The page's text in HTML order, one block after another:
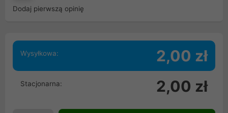
Dodaj pierwszą opinię
Wysyłkowa: 2,00 zł
Stacjonarna: 2,00 zł